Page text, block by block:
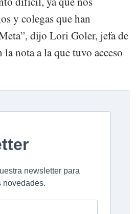
y colegas que han
dijo Lori Goler, jefa de
nota a la que tuvo acceso